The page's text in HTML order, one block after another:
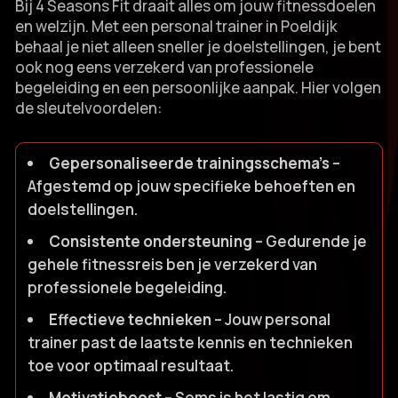
Bij 4 Seasons Fit draait alles om jouw fitnessdoelen
en welzijn.​ Met een personal trainer in Poeldijk
behaal je niet alleen sneller je doelstellingen, je bent
ook nog eens verzekerd van professionele
begeleiding en een persoonlijke aanpak.​ Hier volgen
de sleutelvoordelen:
Gepersonaliseerde trainingsschema’s –
Afgestemd op jouw specifieke behoeften en
doelstellingen.​
Consistente ondersteuning – Gedurende je
gehele fitnessreis ben je verzekerd van
professionele begeleiding.​
Effectieve technieken– Jouw personal
trainer past de laatste kennis en technieken
toe voor optimaal resultaat.​